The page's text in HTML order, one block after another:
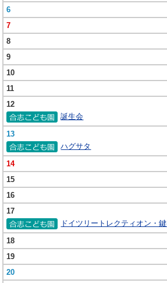
6
7
8
9
10
11
12
誕生会
13
ハグサタ
14
15
16
17
ドイツリートレクティオン・
18
19
20